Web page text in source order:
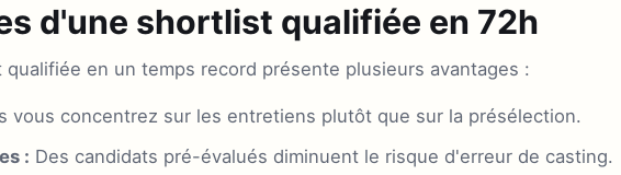
d'une shortlist qualifiée en 72h
en un temps record présente plusieurs avantages :
vous concentrez sur les entretiens plutôt que sur la présélection.
: Des candidats pré-évalués diminuent le risque d'erreur de casting.